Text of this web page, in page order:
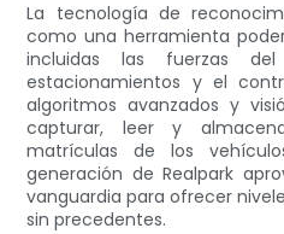
La tecnología de
como una herramienta
incluidas las fuerzas
estacionamientos y el
algoritmos avanzados y
capturar, leer y
matrículas de los
generación de Realpark
vanguardia para ofrecer
sin precedentes.